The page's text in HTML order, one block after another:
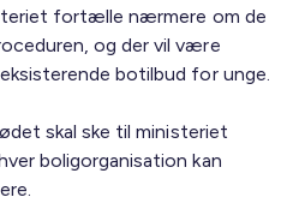
fortælle nærmere om de
og der vil være
botilbud for unge.
skal ske til ministeriet
boligorganisation kan